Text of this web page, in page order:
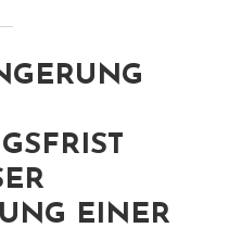
N
EINER S